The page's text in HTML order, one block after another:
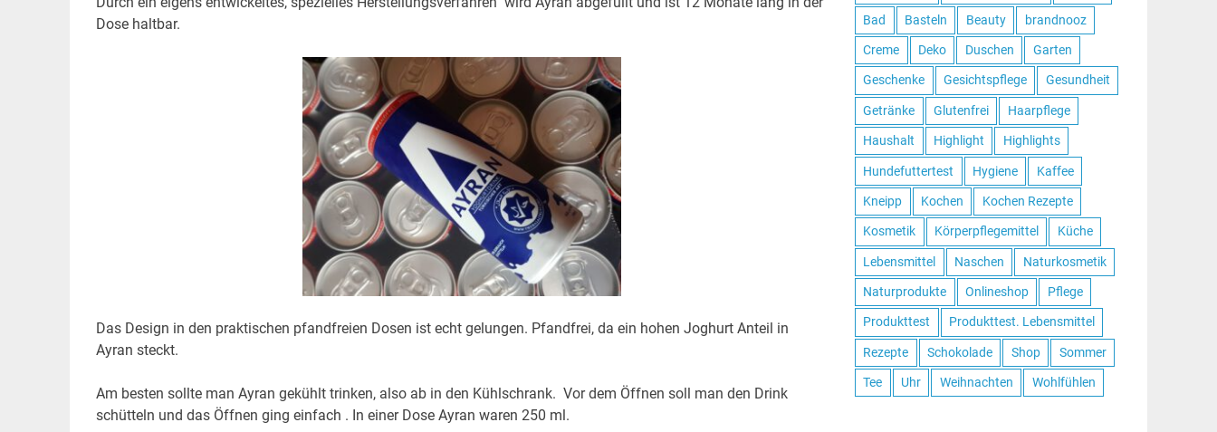
Dose haltbar.
Das Design in den praktischen pfandfreien Dosen ist echt gelungen. Pfandfrei, da ein hohen Joghurt Anteil in
Ayran steckt.
Am besten sollte man Ayran gekühlt trinken, also ab in den Kühlschrank. Vor dem Öffnen soll man den Drink
schütteln und das Öffnen ging einfach . In einer Dose Ayran waren 250 ml.
Bad Basteln Beauty brandnooz
Creme Deko Duschen Garten
Geschenke Gesichtspflege Gesundheit
Getränke Glutenfrei Haarpflege
Haushalt Highlight Highlights
Hundefuttertest Hygiene Kaffee
Kneipp Kochen Kochen Rezepte
Kosmetik Körperpflegemittel Küche
Lebensmittel Naschen Naturkosmetik
Naturprodukte Onlineshop Pflege
Produkttest Produkttest. Lebensmittel
Rezepte Schokolade Shop Sommer
Tee Uhr Weihnachten Wohlfühlen